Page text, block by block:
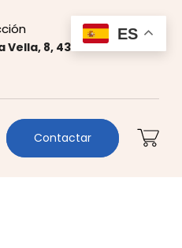
Vella, 8, 43700 El Vendrell
Contactar
ES